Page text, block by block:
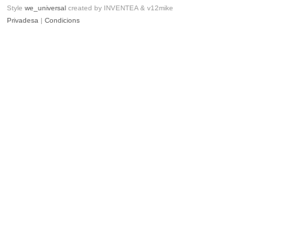
Style we_universal created by INVENTEA & v12mike
Privadesa | Condicions